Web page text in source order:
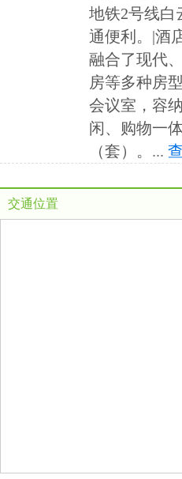
地铁2号线白
通便利。|酒
融合了现代
房等多种房
会议室，容
闲、购物一
（套）。 ...
交通位置